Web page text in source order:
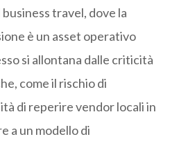
travel, dove la
è un asset operativo
si allontana dalle criticità
come il rischio di
di reperire vendor locali in
a un modello di